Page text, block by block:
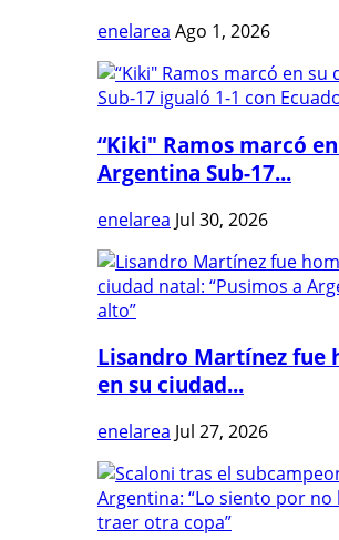
enelarea Ago 1, 2026
“Kiki" Ramos marcó
Argentina Sub-17...
enelarea Jul 30, 2026
Lisandro Martínez fue
en su ciudad...
enelarea Jul 27, 2026